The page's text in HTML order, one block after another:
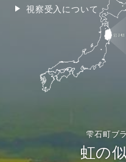
視察受入について
雫石町ブ
虹の